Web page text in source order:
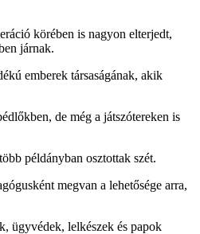
körében is nagyon elterjedt,
járnak.
emberek társaságának, akik
de még a játszótereken is
példányban osztottak szét.
megvan a lehetősége arra,
ügyvédek, lelkészek és papok